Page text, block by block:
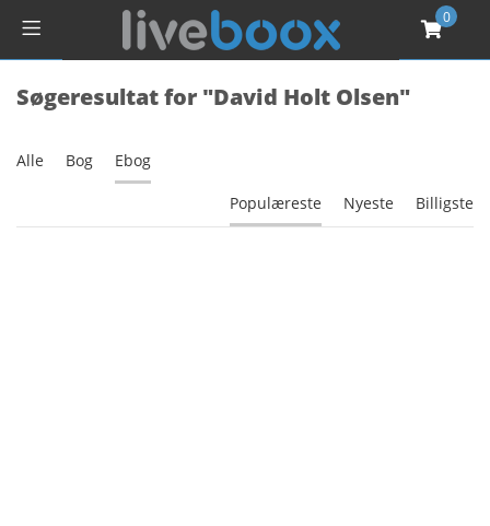
0
Søgeresultat for "David Holt Olsen"
Alle Bog Ebog
Populæreste Nyeste Billigste